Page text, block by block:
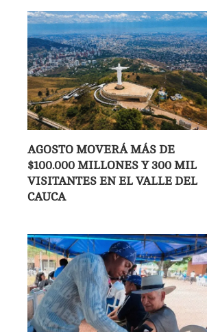
AGOSTO MOVERÁ MÁS DE
$100.000 MILLONES Y 300 MIL
VISITANTES EN EL VALLE DEL
CAUCA